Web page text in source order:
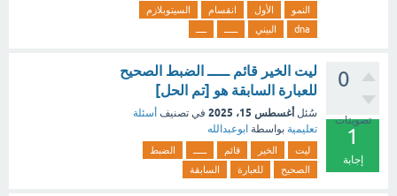
النمو
الأول انقسام
السيتوبلازم
dna
البيني
0
تصويتات
1
إجابة
ليت الخير قائم ـــــ الضبط الصحيح
للعبارة السابقة هو [تم الحل]
سُئل أغسطس 15، 2025 في تصنيف أسئلة
تعليمية بواسطة ابوعبدالله
ليت الخير قائم
الضبط
الصحيح
للعبارة السابقة